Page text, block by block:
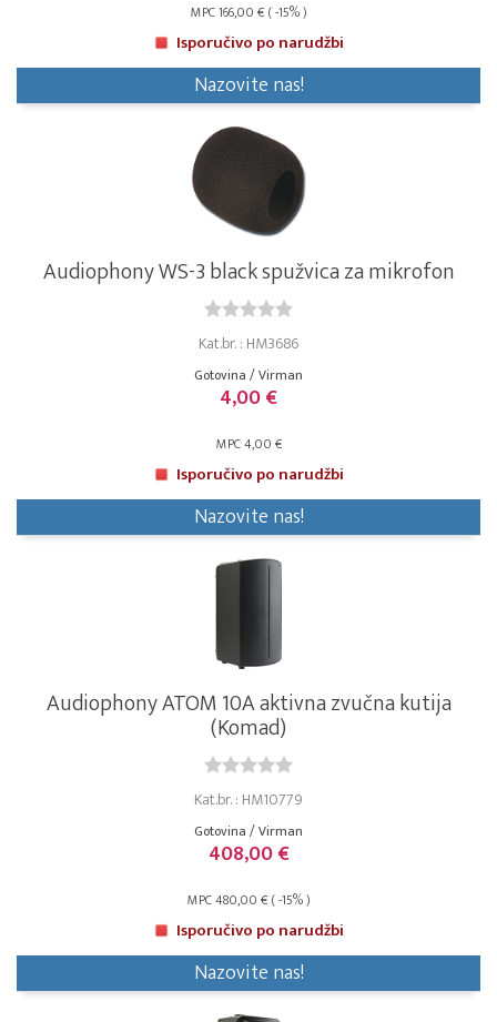
MPC 166,00 € ( -15% )
Isporučivo po narudžbi
Nazovite nas!
Audiophony WS-3 black spužvica za mikrofon
Kat.br. : HM3686
Gotovina / Virman
4,00 €
MPC 4,00 €
Isporučivo po narudžbi
Nazovite nas!
Audiophony ATOM 10A aktivna zvučna kutija
(Komad)
Kat.br. : HM10779
Gotovina / Virman
408,00 €
MPC 480,00 € ( -15% )
Isporučivo po narudžbi
Nazovite nas!